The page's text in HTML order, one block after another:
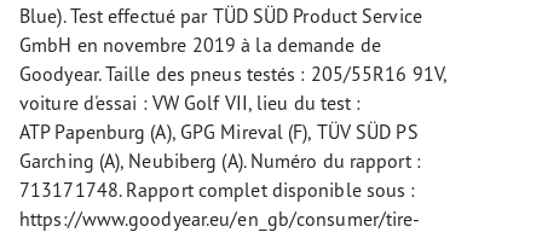
Blue). Test effectué par TÜD SÜD Product Service
GmbH en novembre 2019 à la demande de
Goodyear. Taille des pneus testés : 205/55R16 91V,
voiture d'essai : VW Golf VII, lieu du test :
ATP Papenburg (A), GPG Mireval (F), TÜV SÜD PS
Garching (A), Neubiberg (A). Numéro du rapport :
713171748. Rapport complet disponible sous :
https://www.goodyear.eu/en_gb/consumer/tire-